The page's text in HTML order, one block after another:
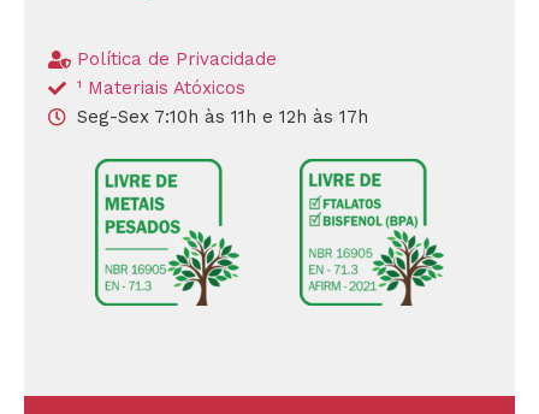
Política de Privacidade
¹ Materiais Atóxicos
Seg-Sex 7:10h às 11h e 12h às 17h
para oferecer a experiência mais